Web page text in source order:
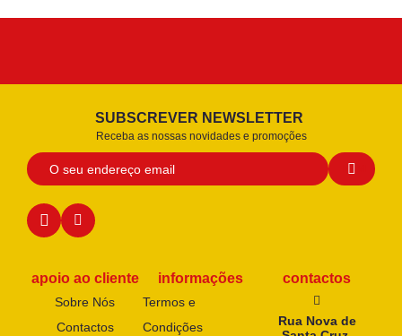
SUBSCREVER NEWSLETTER
Receba as nossas novidades e promoções
apoio ao cliente
Sobre Nós
Contactos
informações
Termos e
Condições
contactos
Rua Nova de